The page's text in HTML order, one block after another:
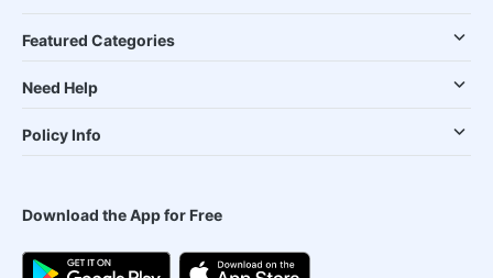
Featured Categories
Need Help
Policy Info
Download the App for Free